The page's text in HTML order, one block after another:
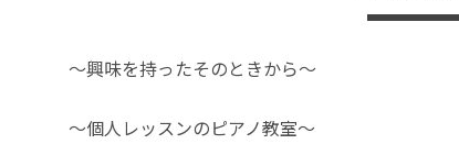
～興味を持ったそのときから～
～個人レッスンのピアノ教室～